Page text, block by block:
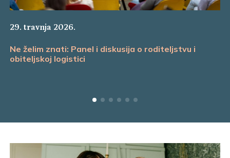
29. travnja 2026.
Ne želim znati: Panel i diskusija o roditeljstvu i
obiteljskoj logistici